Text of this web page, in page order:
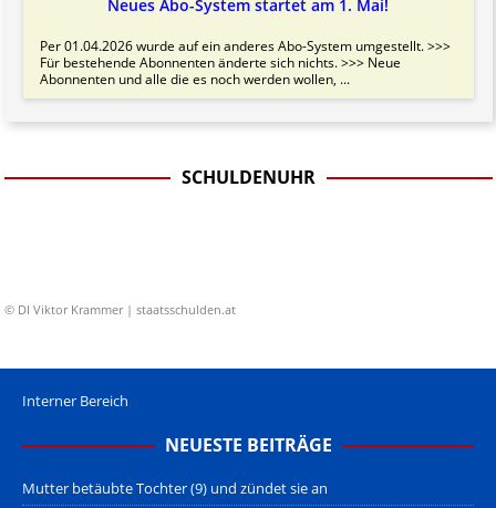
Neues Abo-System startet am 1. Mai!
Per 01.04.2026 wurde auf ein anderes Abo-System umgestellt. >>>
Für bestehende Abonnenten änderte sich nichts. >>> Neue
Abonnenten und alle die es noch werden wollen, ...
SCHULDENUHR
© DI Viktor Krammer | staatsschulden.at
Interner Bereich
NEUESTE BEITRÄGE
Mutter betäubte Tochter (9) und zündet sie an